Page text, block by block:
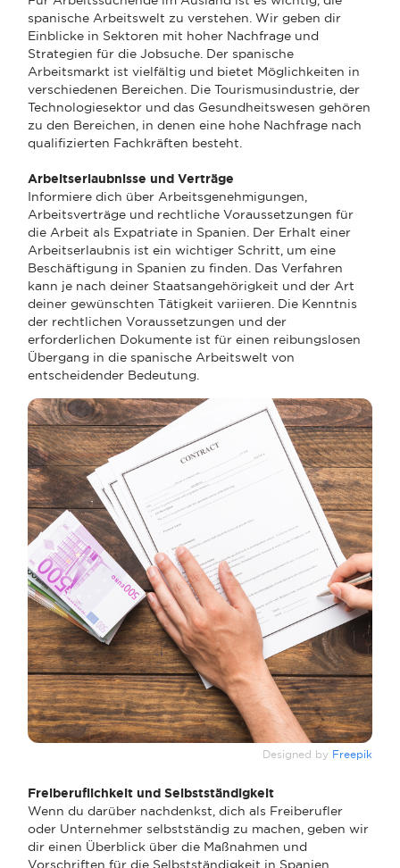
spanische Arbeitswelt zu verstehen. Wir geben dir
Einblicke in Sektoren mit hoher Nachfrage und
Strategien für die Jobsuche. Der spanische
Arbeitsmarkt ist vielfältig und bietet Möglichkeiten in
verschiedenen Bereichen. Die Tourismusindustrie, der
Technologiesektor und das Gesundheitswesen gehören
zu den Bereichen, in denen eine hohe Nachfrage nach
qualifizierten Fachkräften besteht.
Arbeitserlaubnisse und Verträge
Informiere dich über Arbeitsgenehmigungen,
Arbeitsverträge und rechtliche Voraussetzungen für
die Arbeit als Expatriate in Spanien. Der Erhalt einer
Arbeitserlaubnis ist ein wichtiger Schritt, um eine
Beschäftigung in Spanien zu finden. Das Verfahren
kann je nach deiner Staatsangehörigkeit und der Art
deiner gewünschten Tätigkeit variieren. Die Kenntnis
der rechtlichen Voraussetzungen und der
erforderlichen Dokumente ist für einen reibungslosen
Übergang in die spanische Arbeitswelt von
entscheidender Bedeutung.
Designed by Freepik
Freiberuflichkeit und Selbstständigkeit
Wenn du darüber nachdenkst, dich als Freiberufler
oder Unternehmer selbstständig zu machen, geben wir
dir einen Überblick über die Maßnahmen und
Vorschriften für die Selbstständigkeit in Spanien.